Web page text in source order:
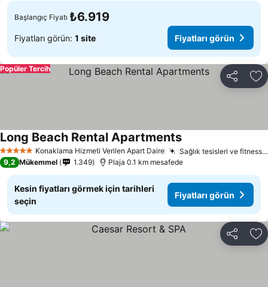
Başlangıç Fiyatı ₺6.919
Fiyatları görün: 1 site Fiyatları görün
Paylaş
Popüler Tercih
5 Yıldız Konaklama Hizmeti Verilen Apart Daire Sağlık tesisleri ve fitness dersleri
Long Beach Rental Apartments
9,2 Mükemmel 1.349 Plaja 0.1 km mesafede
Kesin fiyatları görmek için tarihleri
seçin
Fiyatları görün
Paylaş